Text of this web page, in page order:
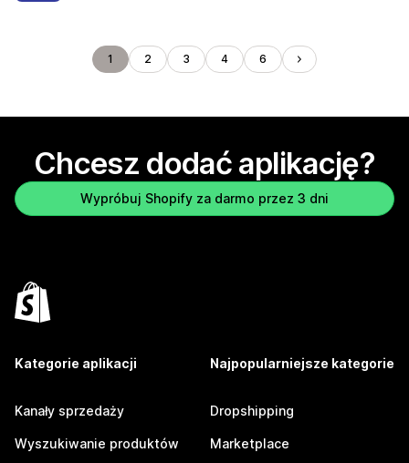
1 2 3 4 6
Chcesz dodać aplikację?
Wypróbuj Shopify za darmo przez 3 dni
Kategorie aplikacji
Kanały sprzedaży
Wyszukiwanie produktów
Najpopularniejsze kategorie
Dropshipping
Marketplace